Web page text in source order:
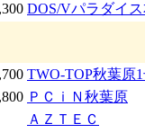
DOS/Vパラダイ
TWO-TOP秋葉原
ＰＣｉＮ秋葉原
ＡＺＴＥＣ